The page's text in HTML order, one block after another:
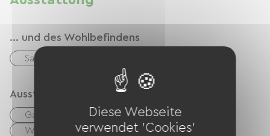
... und des Wohlbefindens
Sauna
Ausstattung
Garten
Kaffeemaschine
Waschmaschine
Kostenloses WLAN
Diese Webseite
verwendet 'Cookies'